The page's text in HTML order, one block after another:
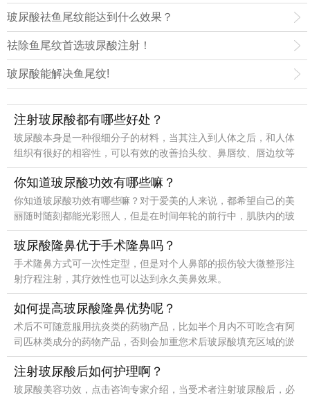
玻尿酸祛鱼尾纹能达到什么效果？
祛除鱼尾纹首选玻尿酸注射！
玻尿酸能解决鱼尾纹!
注射玻尿酸都有哪些好处？
玻尿酸本身是一种很细分子的材料，当其注入到人体之后，和人体
组织有很好的相容性，可以有效的改善抬头纹、鼻唇纹、唇边纹等
问题。
你知道玻尿酸功效有哪些嘛？
你知道玻尿酸功效有哪些嘛？对于爱美的人来说，都希望自己的美
丽随时随刻都能光彩照人，但是在时间年轮的前行中，肌肤内的玻
尿酸会跟着逐渐的消退，进而衰老问题也会随之而来！这个时
玻尿酸隆鼻优于手术隆鼻吗？
手术隆鼻方式可一次性定型，但是对个人鼻部的损伤较大微整形注
射疗程注射，其疗效性也可以达到永久美鼻效果。
如何提高玻尿酸隆鼻优势呢？
术后不可随意服用抗炎类的药物产品，比如半个月内不可吃含有阿
司匹林类成分的药物产品，否则会加重您术后玻尿酸填充区域的淤
青或流血问题，及时对其进行矫正很关键。
注射玻尿酸后如何护理啊？
玻尿酸美容功效，点击咨询专家介绍，当受术者注射玻尿酸后，必